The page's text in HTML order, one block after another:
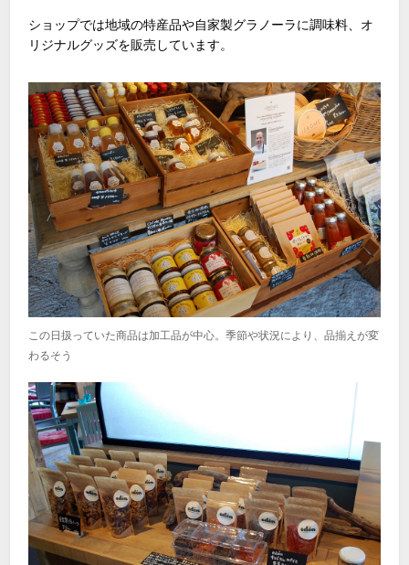
ショップでは地域の特産品や自家製グラノーラに調味料、オ
リジナルグッズを販売しています。
この日扱っていた商品は加工品が中心。季節や状況により、品揃えが変
わるそう